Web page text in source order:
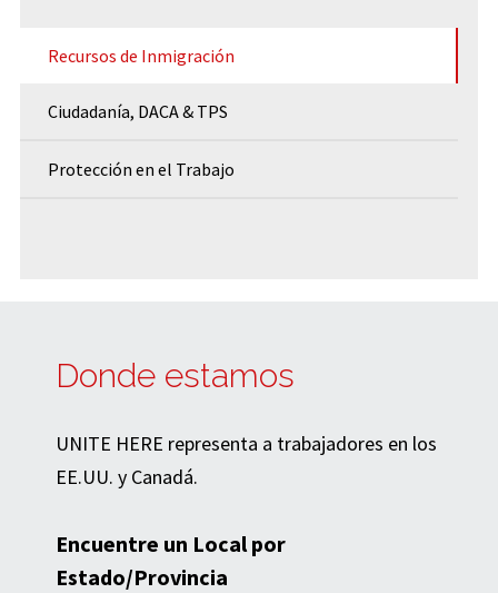
Recursos de Inmigración
Ciudadanía, DACA & TPS
Protección en el Trabajo
Donde estamos
UNITE HERE representa a trabajadores en los
EE.UU. y Canadá.
Encuentre un Local por
Estado/Provincia